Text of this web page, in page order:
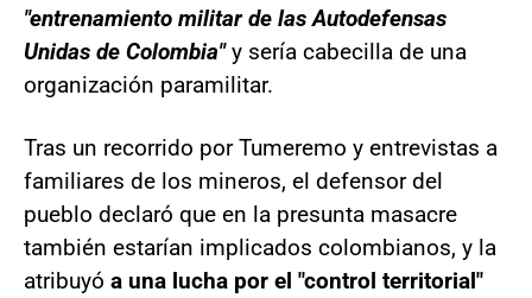
"entrenamiento militar de las Autodefensas
Unidas de Colombia"y sería cabecilla de una
organización paramilitar.
Tras un recorrido por Tumeremo y entrevistas a
familiares de los mineros, el defensor del
pueblo declaró que en la presunta masacre
también estarían implicados colombianos, y la
atribuyó a una lucha por el "control territorial"